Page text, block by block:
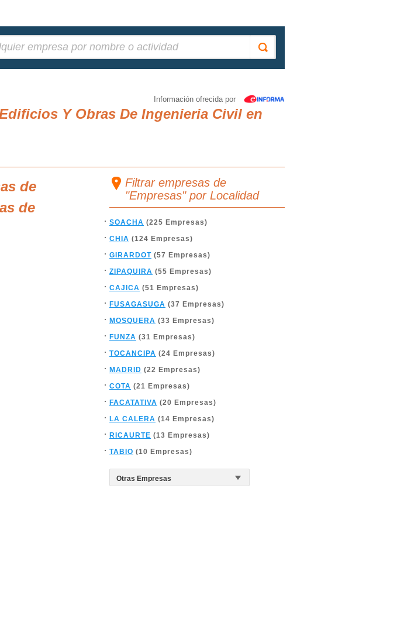
Información ofrecida por
Y Obras De Ingenieria Civil en
de
de
Filtrar empresas de
"Empresas" por Localidad
SOACHA (225 Empresas)
CHIA (124 Empresas)
GIRARDOT (57 Empresas)
ZIPAQUIRA (55 Empresas)
CAJICA (51 Empresas)
FUSAGASUGA (37 Empresas)
MOSQUERA (33 Empresas)
FUNZA (31 Empresas)
TOCANCIPA (24 Empresas)
MADRID (22 Empresas)
COTA (21 Empresas)
FACATATIVA (20 Empresas)
LA CALERA (14 Empresas)
RICAURTE (13 Empresas)
TABIO (10 Empresas)